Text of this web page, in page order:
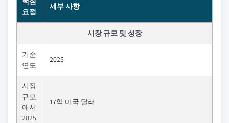
요점
세부 사항
시장 규모 및 성장
기준
연도
2025
시장
규모
에서
2025
17억 미국 달러